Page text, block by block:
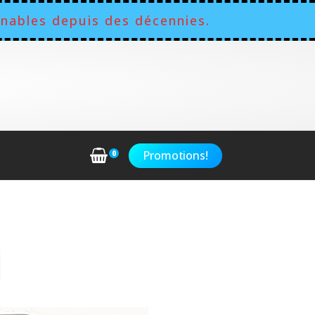
depuis des décennies.
0 Promotions!